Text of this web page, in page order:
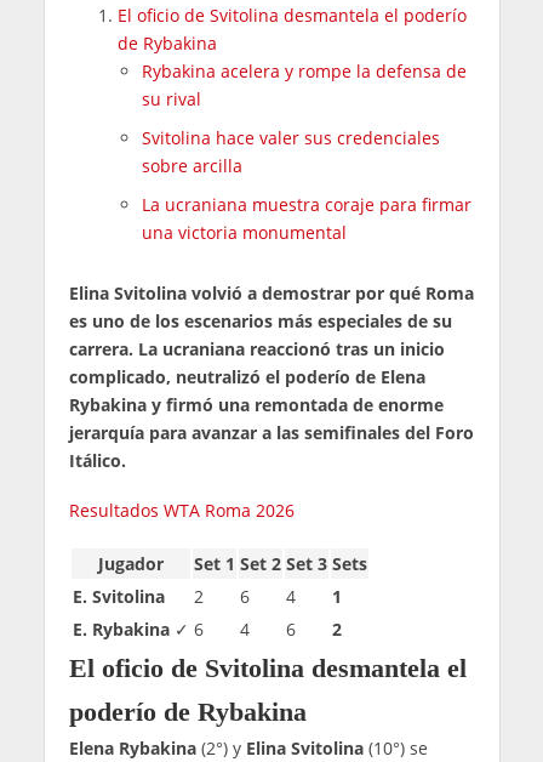
El oficio de Svitolina desmantela el poderío
de Rybakina
Rybakina acelera y rompe la defensa de
su rival
Svitolina hace valer sus credenciales
sobre arcilla
La ucraniana muestra coraje para firmar
una victoria monumental
Elina Svitolina volvió a demostrar por qué Roma
es uno de los escenarios más especiales de su
carrera. La ucraniana reaccionó tras un inicio
complicado, neutralizó el poderío de Elena
Rybakina y firmó una remontada de enorme
jerarquía para avanzar a las semifinales del Foro
Itálico.
Resultados WTA Roma 2026
Jugador Set 1 Set 2 Set 3 Sets
E. Svitolina
2 6 4
1
E. Rybakina✓ 6 4 6 2
El oficio de Svitolina desmantela el
poderío de Rybakina
Elena Rybakina(2°) y Elina Svitolina(10°) se